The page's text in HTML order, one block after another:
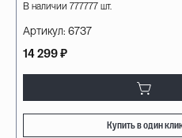
В наличии 777777 шт.
Артикул: 6737
14 299 ₽
Купить в один